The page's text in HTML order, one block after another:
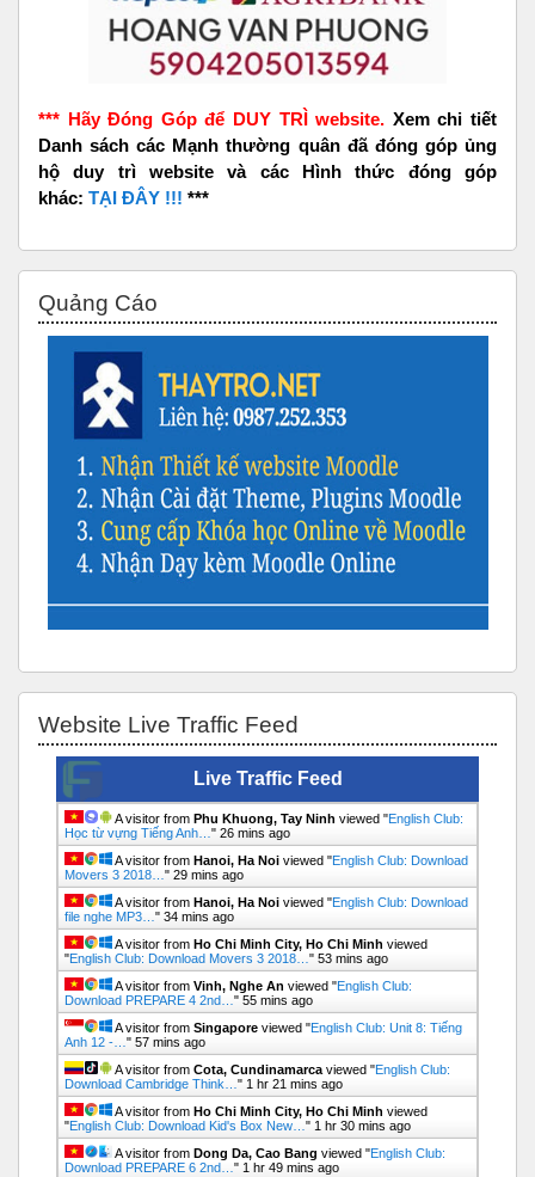
*** Hãy Đóng Góp để DUY TRÌ website. Xem chi tiết
Danh sách các Mạnh thường quân đã đóng góp ủng
hộ duy trì website và các Hình thức đóng góp
khác: TẠI ĐÂY !!! ***
Quảng Cáo
Website Live Traffic Feed
Live Traffic Feed
A visitor from Phu Khuong, Tay Ninh viewed "English Club:
Học từ vựng Tiếng Anh… " 26 mins ago
A visitor from Hanoi, Ha Noi viewed "English Club: Download
Movers 3 2018… " 29 mins ago
A visitor from Hanoi, Ha Noi viewed "English Club: Download
file nghe MP3… " 34 mins ago
A visitor from Ho Chi Minh City, Ho Chi Minh viewed
"English Club: Download Movers 3 2018… " 53 mins ago
A visitor from Vinh, Nghe An viewed "English Club:
Download PREPARE 4 2nd… " 55 mins ago
A visitor from Singapore viewed "English Club: Unit 8: Tiếng
Anh 12 -… " 57 mins ago
A visitor from Cota, Cundinamarca viewed "English Club:
Download Cambridge Think… " 1 hr 21 mins ago
A visitor from Ho Chi Minh City, Ho Chi Minh viewed
"English Club: Download Kid's Box New… " 1 hr 30 mins ago
A visitor from Dong Da, Cao Bang viewed "English Club:
Download PREPARE 6 2nd… " 1 hr 49 mins ago